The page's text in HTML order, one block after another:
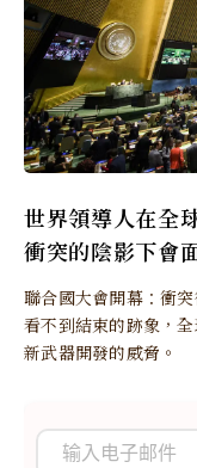
世界領導人在全
衝突的陰影下會
聯合國大會開幕：衝
看不到結束的跡象，
新武器開發的威脅。